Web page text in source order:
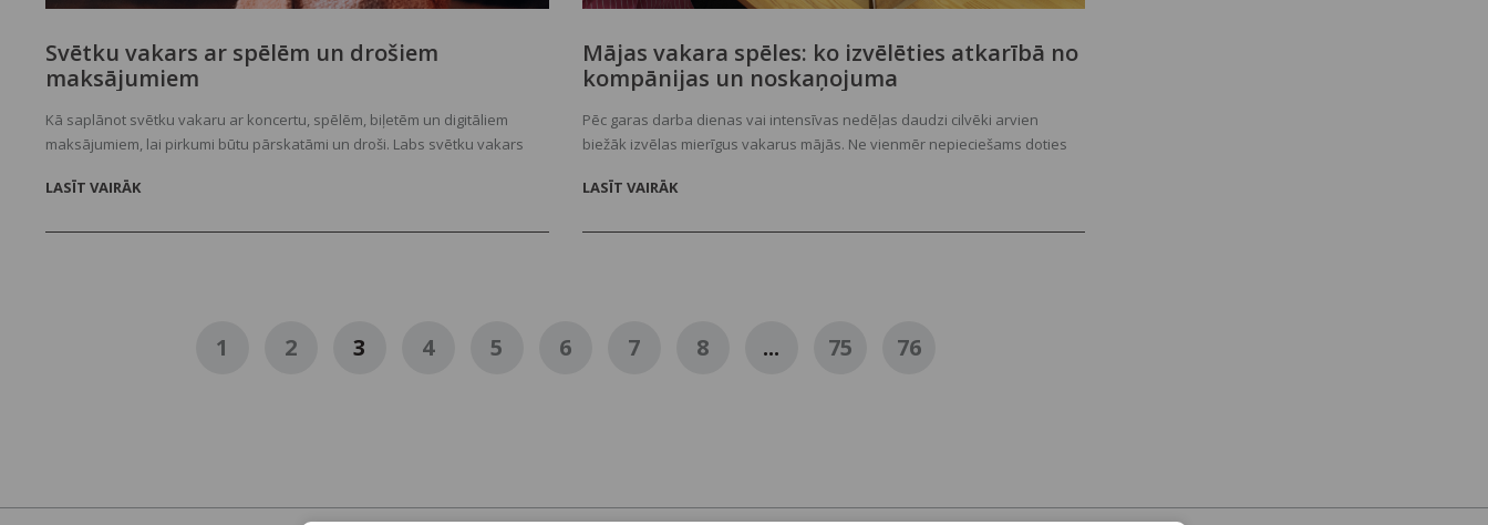
Svētku vakars ar spēlēm un drošiem
maksājumiem
Kā saplānot svētku vakaru ar koncertu, spēlēm, biļetēm un digitāliem
maksājumiem, lai pirkumi būtu pārskatāmi un droši. Labs svētku vakars
biļetes, sarunāts transports, pārbaudīta bankas karte un izdomāts, kur visi
LASĪT VAIRĀK
Mājas vakara spēles: ko izvēlēties atkarībā no
kompānijas un noskaņojuma
Pēc garas darba dienas vai intensīvas nedēļas daudzi cilvēki arvien
biežāk izvēlas mierīgus vakarus mājās. Ne vienmēr nepieciešams doties
kompāniju, nelielām uzkodām un piemērotu spēli, kas palīdz atslēgties no
LASĪT VAIRĀK
1 2 3 4 5 6 7 8 ... 75 76